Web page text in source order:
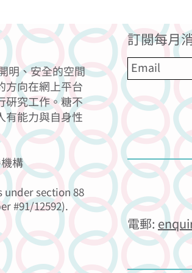
明、安全的空間
方向在網上平台
研究工作。糖不
有能力與自身性
構
under section 88
#91/12592).
訂閱每月
電郵: